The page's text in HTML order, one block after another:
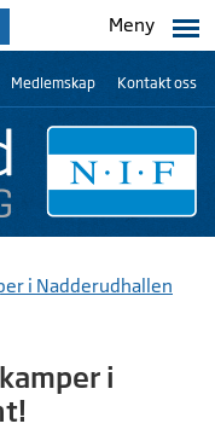
Meny
Medlemskap Kontakt oss
i Nadderudhallen
i